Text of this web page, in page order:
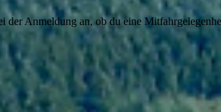
Anmeldung an, ob du eine